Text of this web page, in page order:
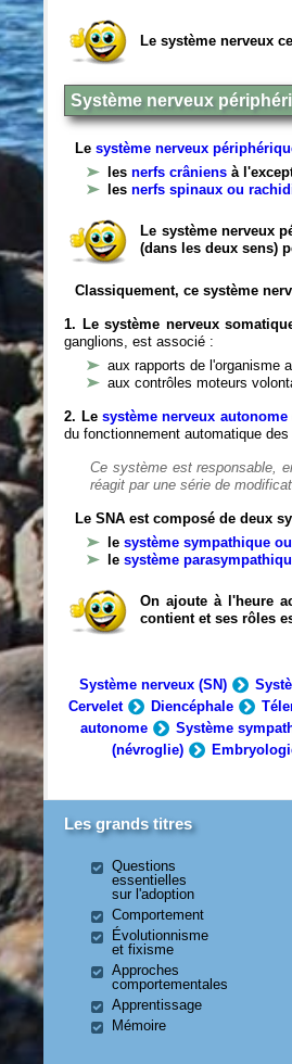
Le système nerveux
Système nerveux
Lesystème nerveux
lesnerfs crâniens à
lesnerfs spinaux ou
Le système nerveux
(dans les deux sens)
Classiquement, ce système
1. Le système nerveux
ganglions, est associé :
aux rapports de l'organisme
aux contrôles moteurs
2. Le système nerveux autonome
du fonctionnement automatique
Ce système est responsable,
réagit par une série de
Le SNA est composé de deux
lesystème sympathique
lesystème
On ajoute à l'heure
contient et ses rôles
Système nerveux (SN)
Cervelet
Diencéphale
autonome
Système
(névroglie)
Les grands titres
Questions
essentielles
sur l'adoption
Comportement
Évolutionnisme
et fixisme
Approches
comportementales
Apprentissage
Mémoire